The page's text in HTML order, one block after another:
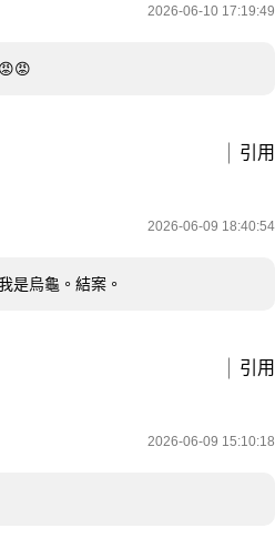
2026-06-10 17:19:49
引用
2026-06-09 18:40:54
是烏龜。結案。
引用
2026-06-09 15:10:18